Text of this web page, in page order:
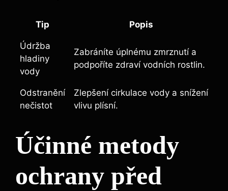
Tip Popis
Údržba
hladiny
vody
Zabráníte úplnému zmrznutí a
podpoříte zdraví vodních rostlin.
Odstranění
nečistot
Zlepšení cirkulace vody a snížení
vlivu plísní.
Účinné metody
ochrany před